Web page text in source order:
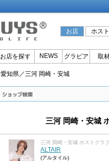
お店 ホスト
お店を探す NEWS グラビア 取
愛知県／三河 岡崎・安城
三河 岡崎・安城
三河 岡崎・安城 ホストクラ
ALTAIR
(アルタイル)